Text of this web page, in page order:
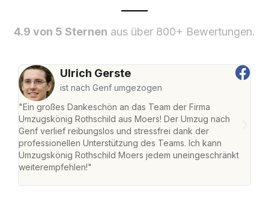
4.9 von 5 Sternen aus über 800+ Bewertungen.
Ulrich Gerste
ist nach Genf umgezogen
"Ein großes Dankeschön an das Team der Firma
Umzugskönig Rothschild aus Moers! Der Umzug nach
Genf verlief reibungslos und stressfrei dank der
professionellen Unterstützung des Teams. Ich kann
Umzugskönig Rothschild Moers jedem uneingeschränkt
weiterempfehlen!"